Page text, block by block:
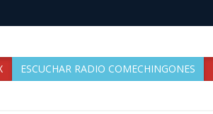
ESCUCHAR RADIO COMECHINGONES